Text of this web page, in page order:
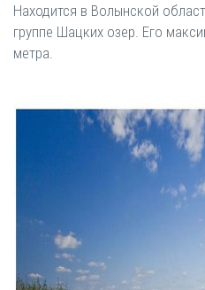
Находится в Волынской
группе Шацких озер. Его
метра.